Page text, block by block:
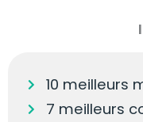
10 meilleurs
7 meilleurs